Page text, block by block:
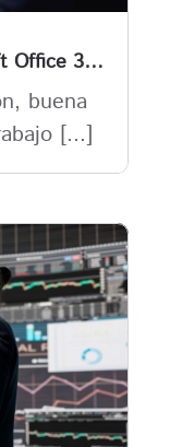
Agentes de IA en Microsoft Office 365 : cuando el trabajo deja de depender solo de las personas
buena
[...]